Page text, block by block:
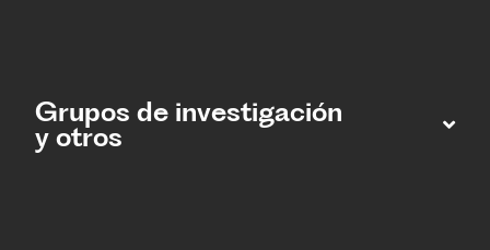
Grupos de investigación
y otros